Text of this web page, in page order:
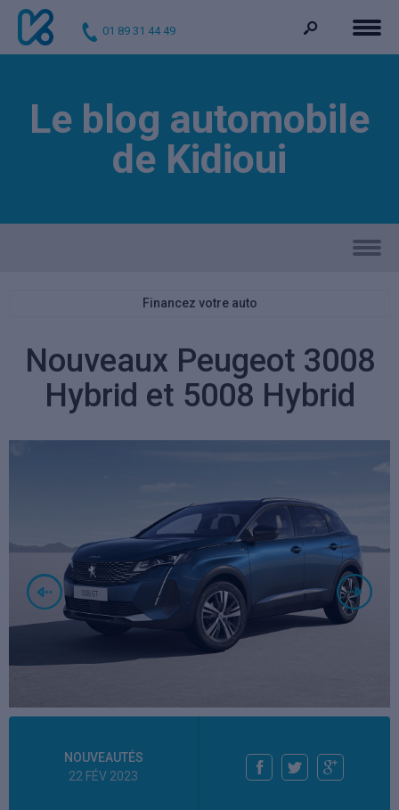
01 89 31 44 49
Le blog automobile
de Kidioui
Financez votre auto
Nouveaux Peugeot 3008
Hybrid et 5008 Hybrid
NOUVEAUTÉS
22 FÉV 2023